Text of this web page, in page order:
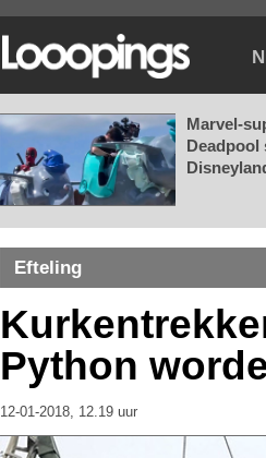
Marvel-
Efteling
Python
12-01-2018, 12.19 uur